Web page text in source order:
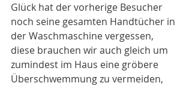
Glück hat der vorherige Besucher
noch seine gesamten Handtücher in
der Waschmaschine vergessen,
diese brauchen wir auch gleich um
zumindest im Haus eine gröbere
Überschwemmung zu vermeiden,